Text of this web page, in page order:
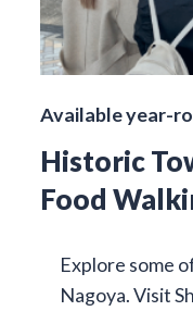
Available year-
Historic
Food
Explore some
Nagoya. Visit